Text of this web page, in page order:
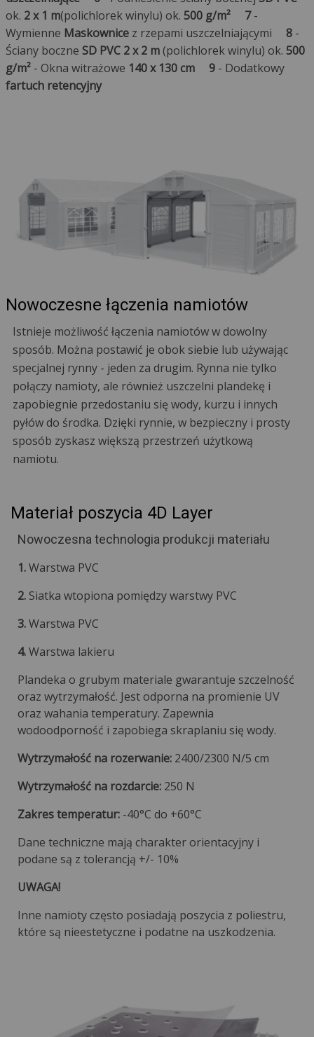
ok. 2 x 1 m(polichlorek winylu) ok. 500 g/m² 7-
Wymienne Maskownicez rzepami uszczelniającymi 8-
Ściany boczne SD PVC 2 x 2 m(polichlorek winylu) ok. 500
g/m²- Okna witrażowe 140 x 130 cm 9- Dodatkowy
fartuch retencyjny
Nowoczesne łączenia namiotów
Istnieje możliwość łączenia namiotów w dowolny
sposób. Można postawić je obok siebie lub używając
specjalnej rynny - jeden za drugim. Rynna nie tylko
połączy namioty, ale również uszczelni plandekę i
zapobiegnie przedostaniu się wody, kurzu i innych
pyłów do środka. Dzięki rynnie, w bezpieczny i prosty
sposób zyskasz większą przestrzeń użytkową
namiotu.
Materiał poszycia 4D Layer
Nowoczesna technologia produkcji materiału
1.Warstwa PVC
2. Siatka wtopiona pomiędzy warstwy PVC
3.Warstwa PVC
4.Warstwa lakieru
Plandeka o grubym materiale gwarantuje szczelność
oraz wytrzymałość. Jest odporna na promienie UV
oraz wahania temperatury. Zapewnia
wodoodporność i zapobiega skraplaniu się wody.
Wytrzymałość na rozerwanie: 2400/2300 N/5 cm
Wytrzymałość na rozdarcie: 250 N
Zakres temperatur: -40°C do +60°C
Dane techniczne mają charakter orientacyjny i
podane są z tolerancją +/- 10%
UWAGA!
Inne namioty często posiadają poszycia z poliestru,
które są nieestetyczne i podatne na uszkodzenia.